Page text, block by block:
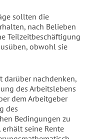
sollten die
nach Belieben
Teilzeitbeschäftigung
obwohl sie
darüber nachdenken,
des Arbeitslebens
dem Arbeitgeber
des
Bedingungen zu
seine Rente